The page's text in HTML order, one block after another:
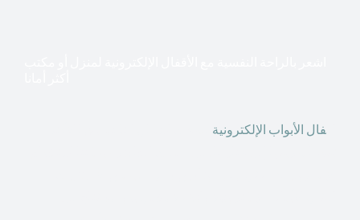
فال الأبواب الإلكترونية